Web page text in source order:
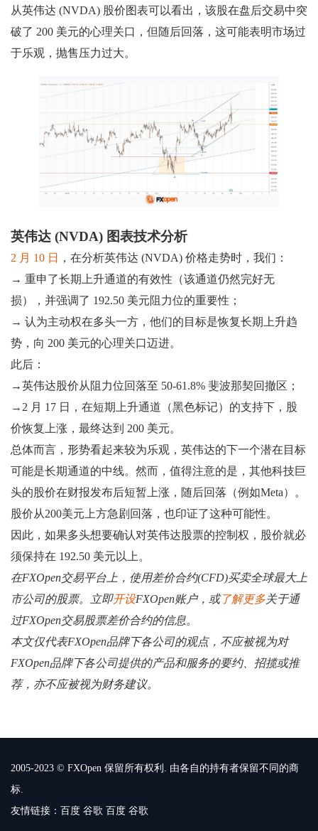
从英伟达 (NVDA) 股价图表可以看出，该股在盘后交易中突
破了 200 美元的心理关口，但随后回落，这可能表明市场过
于乐观，抛售压力过大。
英伟达 (NVDA) 图表技术分析
2 月 10 日
，在分析英伟达 (NVDA) 价格走势时，我们：
→ 重申了长期上升通道的有效性（该通道仍然完好无
损），并强调了 192.50 美元阻力位的重要性；
→ 认为主动权在多头一方，他们的目标是恢复长期上升趋
势，向 200 美元的心理关口迈进。
此后：
→英伟达股价从阻力位回落至 50-61.8% 斐波那契回撤区；
→2 月 17 日，在短期上升通道（黑色标记）的支持下，股
价恢复上涨，最终达到 200 美元。
总体而言，形势看起来较为乐观，英伟达的下一个潜在目标
可能是长期通道的中线。然而，值得注意的是，其他科技巨
头的股价在财报发布后短暂上涨，随后回落（例如Meta）。
股价从200美元上方急剧回落，也印证了这种可能性。
因此，如果多头想要确认对英伟达股票的控制权，股价就必
须保持在 192.50 美元以上。
在FXOpen交易平台上，使用差价合约(CFD)买卖全球最大上
市公司的股票。立即开设FXOpen账户，或了解更多关于通
过FXOpen交易股票差价合约的信息。
本文仅代表FXOpen品牌下各公司的观点，不应被视为对
FXOpen品牌下各公司提供的产品和服务的要约、招揽或推
荐，亦不应被视为财务建议。
2005-2023 © FXOpen 保留所有权利. 由各自的持有者保留不同的商
标.
友情链接： 百度 谷歌 百度 谷歌